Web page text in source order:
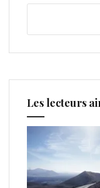
Les lecteurs